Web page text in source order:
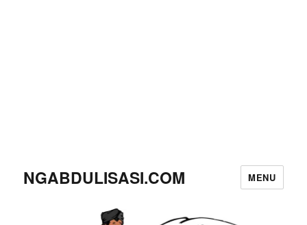
NGABDULISASI.COM MENU